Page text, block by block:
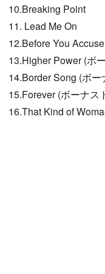
10.Breaking Point
11. Lead Me On
12.Before You
13.Higher Power (ボ
14.Border Song (ボ
15.Forever (ボーナス
16.That Kind of